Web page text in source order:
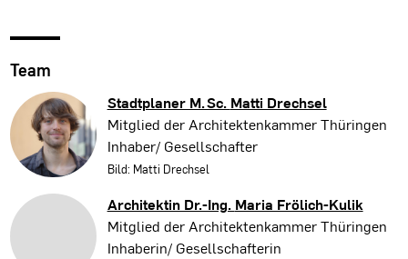
Team
Stadtplaner M. Sc. Matti Drechsel
Mitglied der Architektenkammer Thüringen
Inhaber/ Gesellschafter
Bild: Matti Drechsel
Architektin Dr.-Ing. Maria Frölich-Kulik
Mitglied der Architektenkammer Thüringen
Inhaberin/ Gesellschafterin